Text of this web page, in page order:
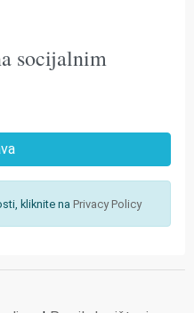
socijalnim
kliknite na Privacy Policy